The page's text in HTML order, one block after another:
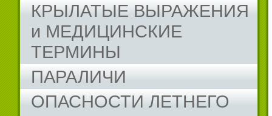
КРЫЛАТЫЕ ВЫРАЖЕНИЯ
и МЕДИЦИНСКИЕ
ТЕРМИНЫ
ПАРАЛИЧИ
ОПАСНОСТИ ЛЕТНЕГО